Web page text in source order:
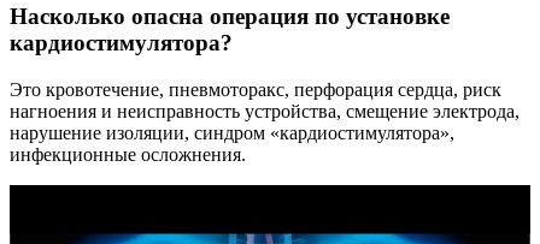
Насколько опасна операция по установке
кардиостимулятора?
Это кровотечение, пневмоторакс, перфорация сердца, риск
нагноения и неисправность устройства, смещение электрода,
нарушение изоляции, синдром «кардиостимулятора»,
инфекционные осложнения.